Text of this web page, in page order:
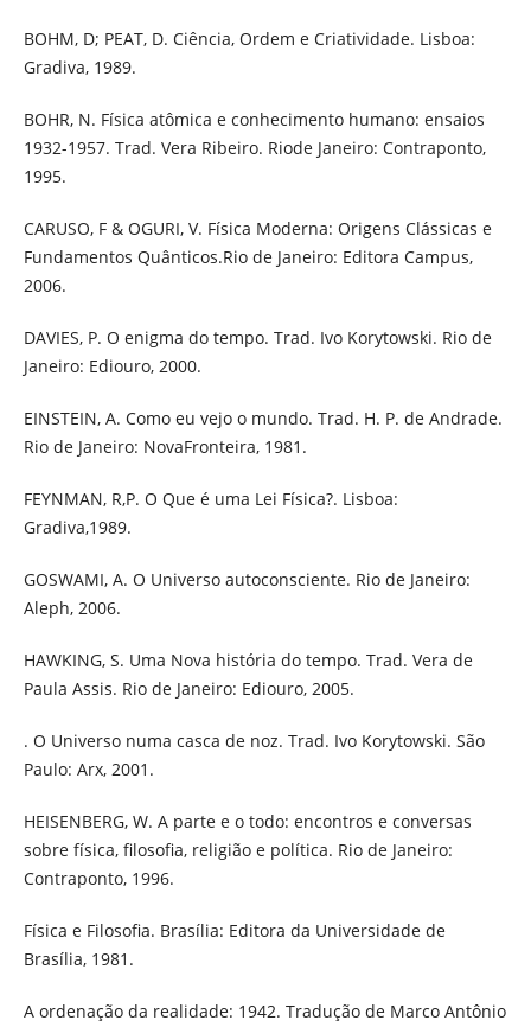
BOHM, D; PEAT, D. Ciência, Ordem e Criatividade. Lisboa:
Gradiva, 1989.
BOHR, N. Física atômica e conhecimento humano: ensaios
1932-1957. Trad. Vera Ribeiro. Riode Janeiro: Contraponto,
1995.
CARUSO, F & OGURI, V. Física Moderna: Origens Clássicas e
Fundamentos Quânticos.Rio de Janeiro: Editora Campus,
2006.
DAVIES, P. O enigma do tempo. Trad. Ivo Korytowski. Rio de
Janeiro: Ediouro, 2000.
EINSTEIN, A. Como eu vejo o mundo. Trad. H. P. de Andrade.
Rio de Janeiro: NovaFronteira, 1981.
FEYNMAN, R,P. O Que é uma Lei Física?. Lisboa:
Gradiva,1989.
GOSWAMI, A. O Universo autoconsciente. Rio de Janeiro:
Aleph, 2006.
HAWKING, S. Uma Nova história do tempo. Trad. Vera de
Paula Assis. Rio de Janeiro: Ediouro, 2005.
. O Universo numa casca de noz. Trad. Ivo Korytowski. São
Paulo: Arx, 2001.
HEISENBERG, W. A parte e o todo: encontros e conversas
sobre física, filosofia, religião e política. Rio de Janeiro:
Contraponto, 1996.
Física e Filosofia. Brasília: Editora da Universidade de
Brasília, 1981.
A ordenação da realidade: 1942. Tradução de Marco Antônio